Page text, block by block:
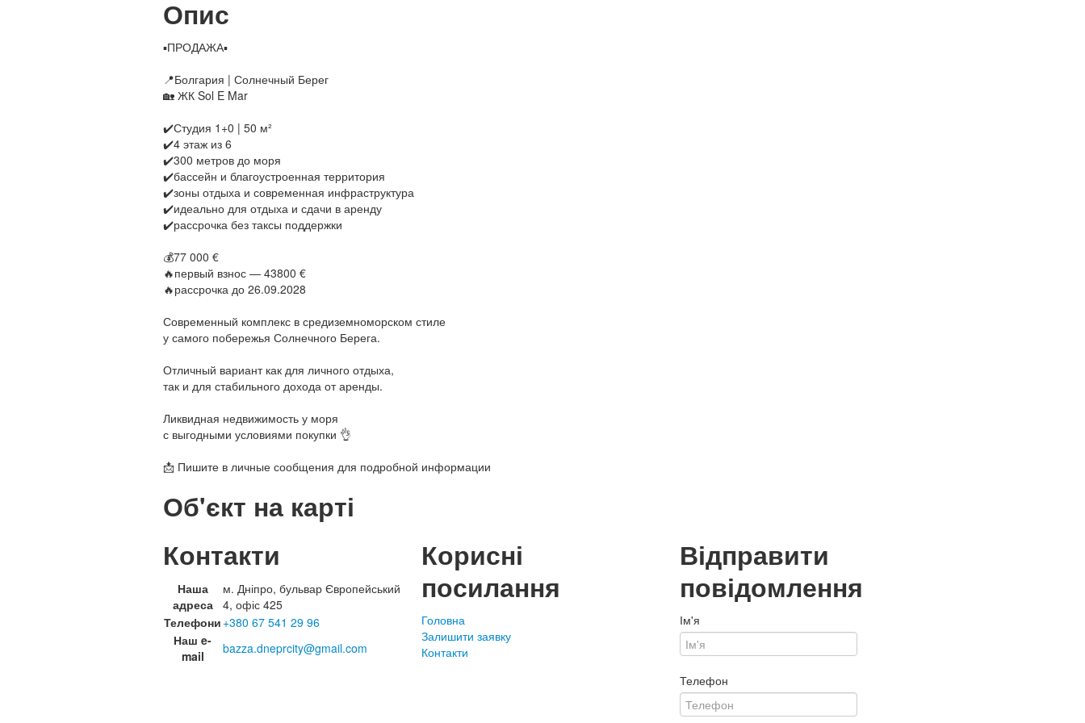
Опис
▪️ПРОДАЖА▪️
📍Болгария | Солнечный Берег
🏡 ЖК Sol E Mar
✔️Студия 1+0 | 50 м²
✔️4 этаж из 6
✔️300 метров до моря
✔️бассейн и благоустроенная территория
✔️зоны отдыха и современная инфраструктура
✔️идеально для отдыха и сдачи в аренду
✔️рассрочка без таксы поддержки
💰77 000 €
🔥первый взнос — 43800 €
🔥рассрочка до 26.09.2028
Современный комплекс в средиземноморском стиле
у самого побережья Солнечного Берега.
Отличный вариант как для личного отдыха,
так и для стабильного дохода от аренды.
Ликвидная недвижимость у моря
с выгодными условиями покупки 👌
📩 Пишите в личные сообщения для подробной информации
Об'єкт на карті
Контакти
Наша
адреса
м. Дніпро, бульвар Європейський
4, офіс 425
Телефони +380 67 541 29 96
Наш e-
mail
bazza.dneprcity@gmail.com
Корисні
посилання
Головна
Залишити заявку
Контакти
Відправити
повідомлення
Ім'я
Телефон